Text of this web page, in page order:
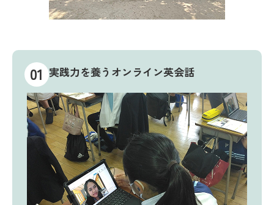
01 実践力を養うオンライン英会話